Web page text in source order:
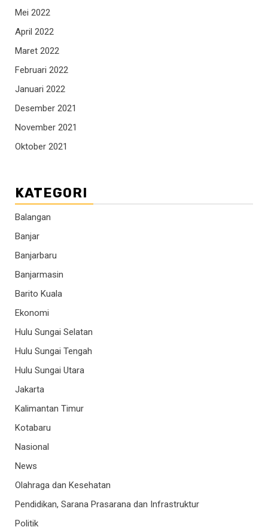
Mei 2022
April 2022
Maret 2022
Februari 2022
Januari 2022
Desember 2021
November 2021
Oktober 2021
KATEGORI
Balangan
Banjar
Banjarbaru
Banjarmasin
Barito Kuala
Ekonomi
Hulu Sungai Selatan
Hulu Sungai Tengah
Hulu Sungai Utara
Jakarta
Kalimantan Timur
Kotabaru
Nasional
News
Olahraga dan Kesehatan
Pendidikan, Sarana Prasarana dan Infrastruktur
Politik